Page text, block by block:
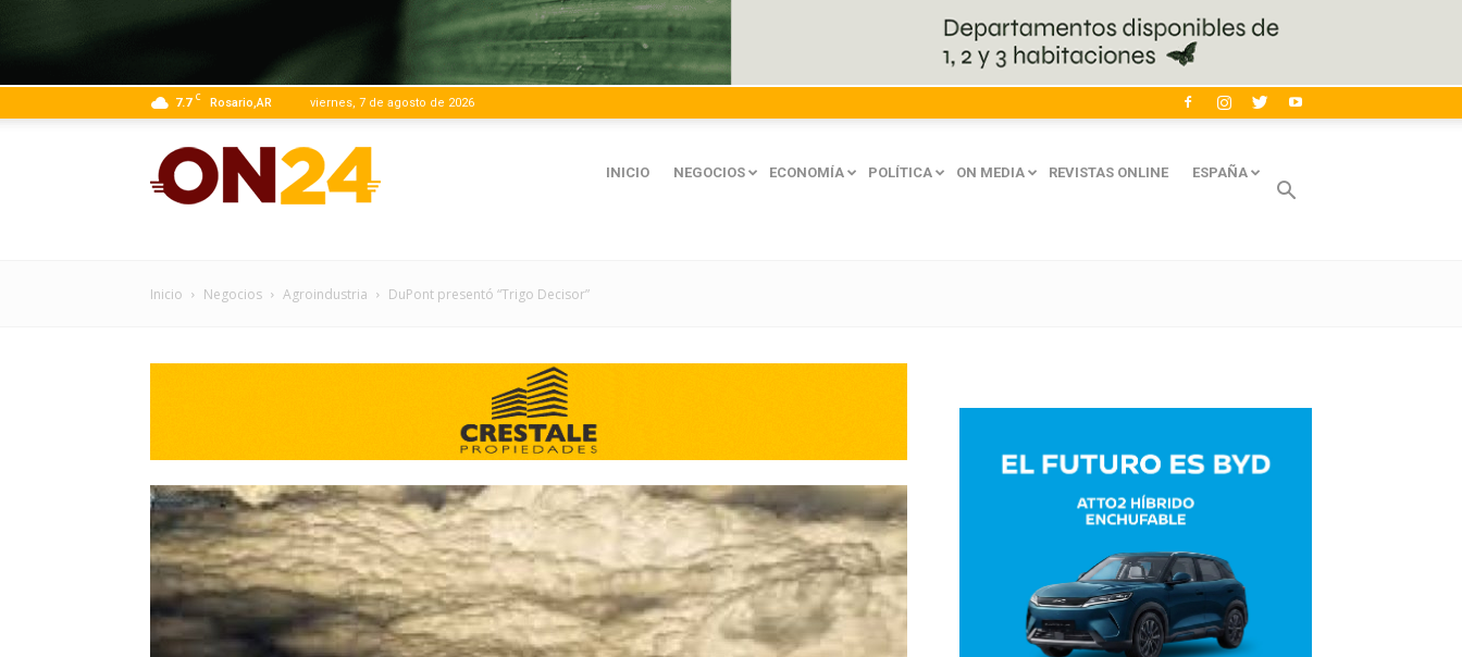
7.7 C Rosario,AR viernes, 7 de agosto de 2026
|
Información
Precisa.
Periodismo
INICIO NEGOCIOS ECONOMÍA POLÍTICA ON MEDIA REVISTAS ONLINE ESPAÑA
Inicio Negocios Agroindustria DuPont presentó “Trigo Decisor”